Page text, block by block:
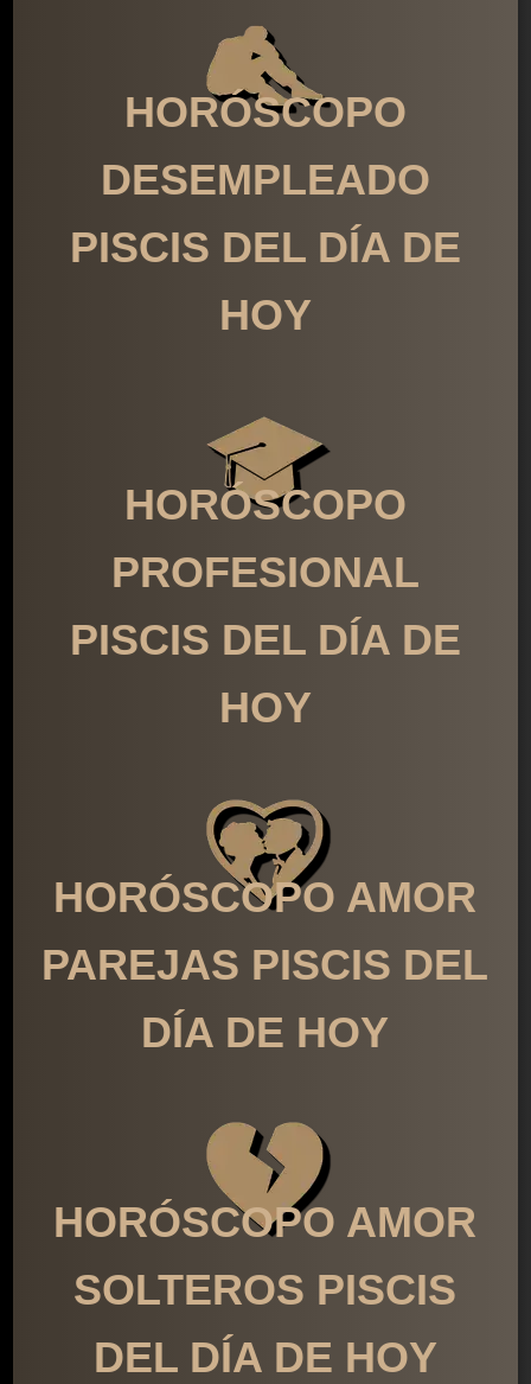
HORÓSCOPO
DESEMPLEADO
PISCIS DEL DÍA DE
HOY
HORÓSCOPO
PROFESIONAL
PISCIS DEL DÍA DE
HOY
HORÓSCOPO AMOR
PAREJAS PISCIS DEL
DÍA DE HOY
HORÓSCOPO AMOR
SOLTEROS PISCIS
DEL DÍA DE HOY